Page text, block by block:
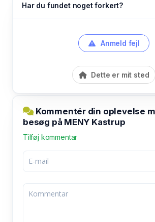
Har du fundet noget forkert?
Anmeld fejl
Dette er mit sted
Kommentér din oplevelse
besøg på MENY Kastrup
Tilføj kommentar